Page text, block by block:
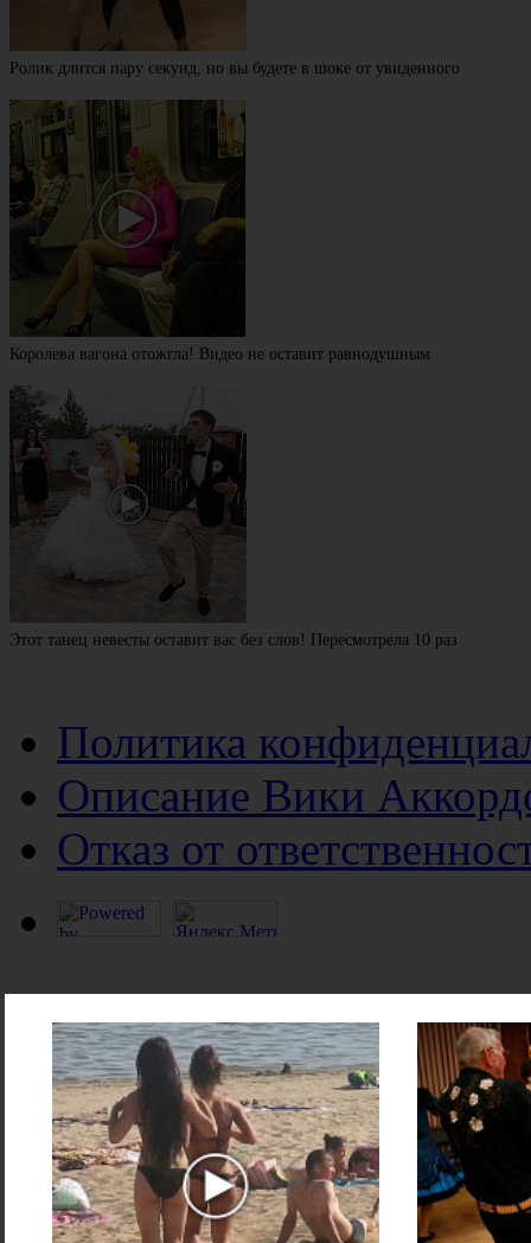
Ролик длится пару секунд, но вы будете в шоке от увиденного
Королева вагона отожгла! Видео не оставит равнодушным
Этот танец невесты оставит вас без слов! Пересмотрела 10 раз
Политика
Описание Вики
Отказ от